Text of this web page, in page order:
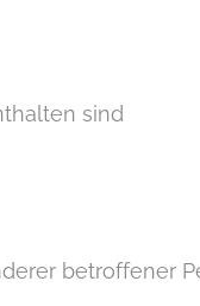
sind
betroffener